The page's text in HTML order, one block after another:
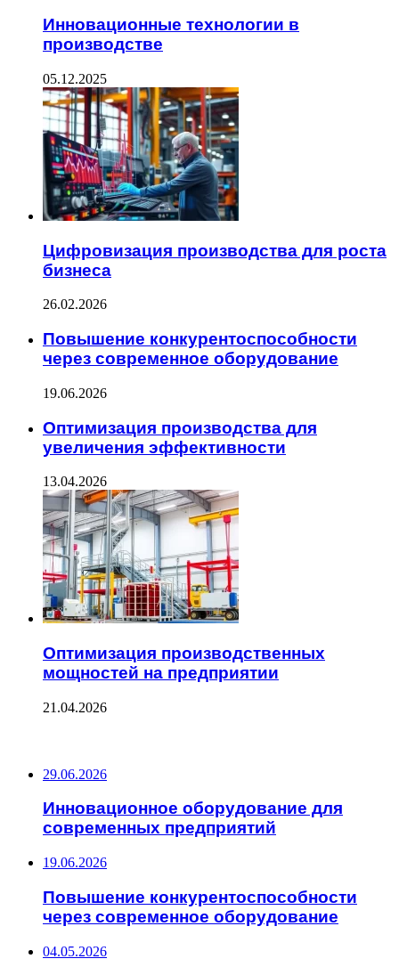
Инновационные технологии в
производстве
05.12.2025
Цифровизация производства для роста
бизнеса
26.02.2026
Повышение конкурентоспособности
через современное оборудование
19.06.2026
Оптимизация производства для
увеличения эффективности
13.04.2026
Оптимизация производственных
мощностей на предприятии
21.04.2026
29.06.2026
Инновационное оборудование для
современных предприятий
19.06.2026
Повышение конкурентоспособности
через современное оборудование
04.05.2026